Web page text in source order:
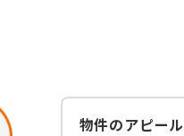
物件のアピー